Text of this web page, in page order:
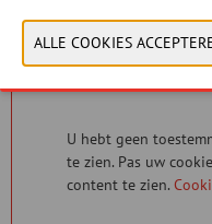
U hebt geen
te zien. Pas uw
content te zien.